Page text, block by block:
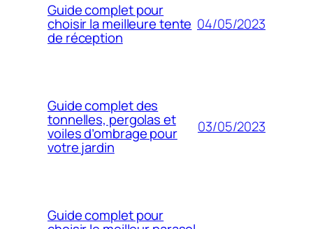
Guide complet pour
choisir la meilleure tente
de réception
04/05/2023
Guide complet des
tonnelles, pergolas et
voiles d’ombrage pour
votre jardin
03/05/2023
Guide complet pour